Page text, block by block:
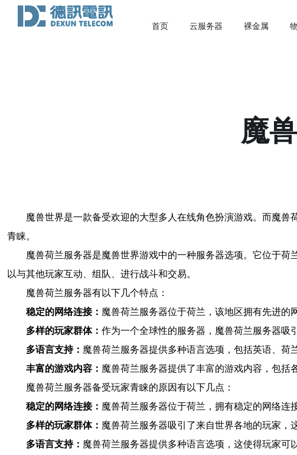
首页 云服务器 裸金属
魔
魔兽世界是一款备受欢迎的大型多人在线角色扮演游戏。而魔
青睐。
魔兽荷兰服务器是魔兽世界游戏中的一种服务器选项。它位于
以与其他玩家互动、组队、进行战斗和交易。
魔兽荷兰服务器有以下几个特点：
稳定的网络连接： 魔兽荷兰服务器位于荷兰，该地区拥有先进的
多样的玩家群体： 作为一个全球性的服务器，魔兽荷兰服务器吸
多语言支持： 魔兽荷兰服务器提供多种语言选项，包括英语、荷
丰富的游戏内容： 魔兽荷兰服务器提供了丰富的游戏内容，包括
魔兽荷兰服务器备受玩家青睐的原因有以下几点：
稳定的网络连接： 魔兽荷兰服务器位于荷兰，拥有稳定的网络连
多样的玩家群体： 魔兽荷兰服务器吸引了来自世界各地的玩家，
多语言支持： 魔兽荷兰服务器提供多种语言选项，这使得玩家可